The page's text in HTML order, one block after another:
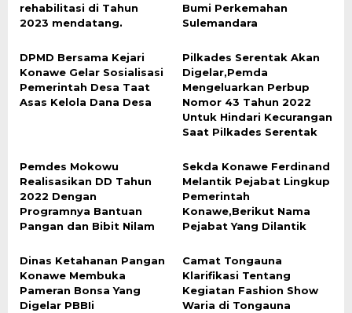
rehabilitasi di Tahun
2023 mendatang.
Bumi Perkemahan
Sulemandara
DPMD Bersama Kejari
Konawe Gelar Sosialisasi
Pemerintah Desa Taat
Asas Kelola Dana Desa
Pilkades Serentak Akan
Digelar,Pemda
Mengeluarkan Perbup
Nomor 43 Tahun 2022
Untuk Hindari Kecurangan
Saat Pilkades Serentak
Pemdes Mokowu
Realisasikan DD Tahun
2022 Dengan
Programnya Bantuan
Pangan dan Bibit Nilam
Sekda Konawe Ferdinand
Melantik Pejabat Lingkup
Pemerintah
Konawe,Berikut Nama
Pejabat Yang Dilantik
Dinas Ketahanan Pangan
Konawe Membuka
Pameran Bonsa Yang
Digelar PBBIi
Camat Tongauna
Klarifikasi Tentang
Kegiatan Fashion Show
Waria di Tongauna